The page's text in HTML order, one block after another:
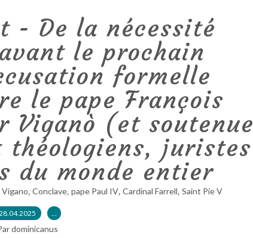
- De la nécessité
le prochain
formelle
le pape François
Viganò (et soutenue
théologiens, juristes
du monde entier
, Conclave, pape Paul IV, Cardinal Farrell, Saint Pie V
…
dominicanus